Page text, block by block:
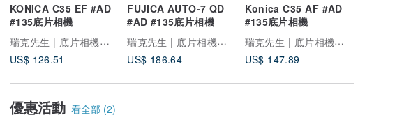
KONICA C35 EF #AD
#135底片相機
瑞克先生 | 底片相機專賣
US$ 126.51
FUJICA AUTO-7 QD
#AD #135底片相機
瑞克先生 | 底片相機專賣
US$ 186.64
Konica C35 AF #AD
#135底片相機
瑞克先生 | 底片相機專賣
US$ 147.89
優惠活動 看全部 (2)